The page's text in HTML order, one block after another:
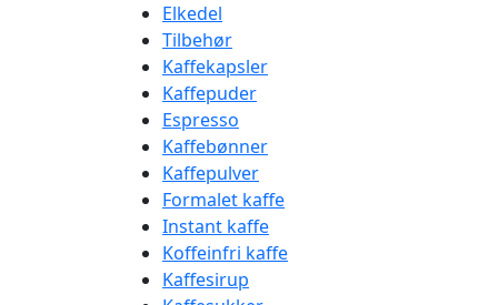
Elkedel
Tilbehør
Kaffekapsler
Kaffepuder
Espresso
Kaffebønner
Kaffepulver
Formalet kaffe
Instant kaffe
Koffeinfri kaffe
Kaffesirup